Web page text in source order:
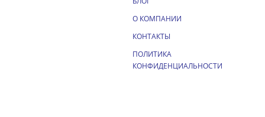
О КОМПАНИИ
КОНТАКТЫ
ПОЛИТИКА
КОНФИДЕНЦИАЛЬНОСТИ